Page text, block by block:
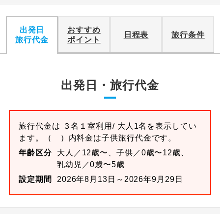
出発日
旅行代金
おすすめ
ポイント
日程表 旅行条件
出発日・旅行代金
旅行代金は ３名１室利用/ 大人1名を表示してい
ます。
（ ）内料金は子供旅行代金です。
年齢区分
大人／12歳〜、子供／0歳〜12歳、
乳幼児／0歳〜5歳
設定期間
2026年8月13日～2026年9月29日
ス2席利用